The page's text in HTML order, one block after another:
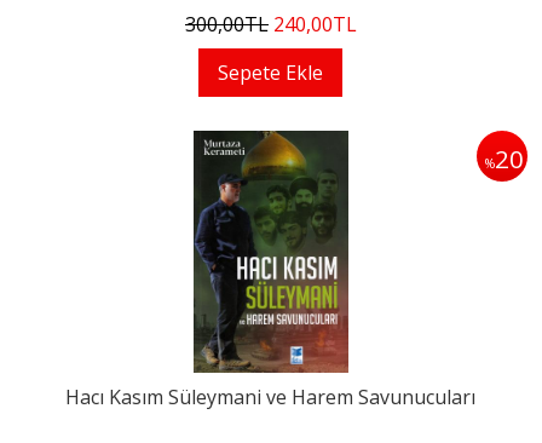
300,00TL 240,00TL
Sepete Ekle
%20
Hacı Kasım Süleymani ve Harem Savunucuları